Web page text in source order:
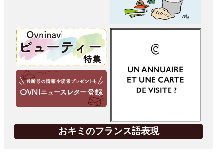
おキミのフランス語表現